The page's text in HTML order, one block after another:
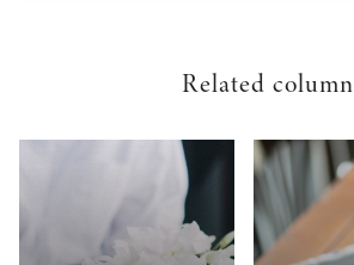
Related column